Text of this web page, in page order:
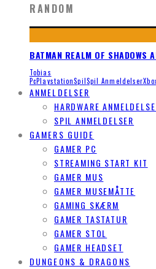
RANDOM
BATMAN REALM OF SHADOWS
Tobias
PcPlaystationSpilSpil Anmeldelser
ANMELDELSER
HARDWARE
SPIL ANMELDELSER
GAMERS GUIDE
GAMER PC
STREAMING START KIT
GAMER MUS
GAMER MUSEMÅTTE
GAMING SKÆRM
GAMER TASTATUR
GAMER STOL
GAMER HEADSET
DUNGEONS & DRAGONS